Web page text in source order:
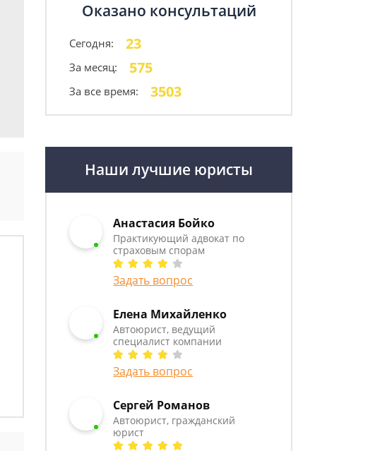
Оказано консультаций
Сегодня: 23
За месяц: 575
За все время: 3503
Наши лучшие юристы
Анастасия Бойко
Практикующий адвокат по
страховым спорам
Задать вопрос
Елена Михайленко
Автоюрист, ведущий
специалист компании
Задать вопрос
Сергей Романов
Автоюрист, гражданский
юрист